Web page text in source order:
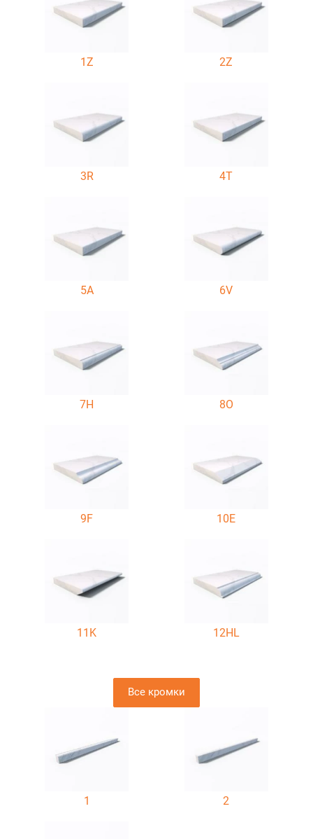
1Z 2Z
3R 4T
5A 6V
7H 8O
9F 10E
11K 12HL
Все кромки
1 2